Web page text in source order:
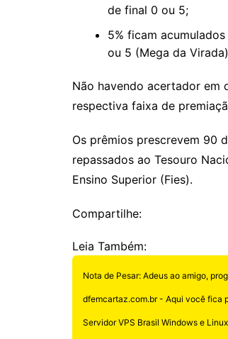
de final 0 ou 5;
5% ficam
ou 5 (Mega da
Não havendo acertador em
respectiva faixa de
Os prêmios prescrevem 90
repassados ao Tesouro
Ensino Superior (Fies).
Compartilhe:
Leia Também:
Nota de Pesar: Adeus ao amigo,
dfemcartaz.com.br - Aqui você fica
Servidor VPS Brasil Windows e Linux